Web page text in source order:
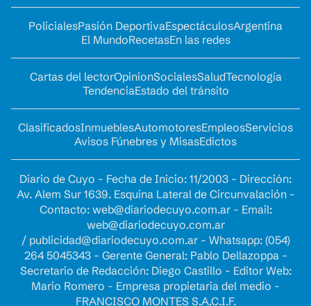
PolicialesPasión DeportivaEspectáculosArgentina
El MundoRecetasEn las redes
Cartas del lectorOpinionSocialesSaludTecnología
TendenciaEstado del tránsito
ClasificadosInmueblesAutomotoresEmpleosServicios
Avisos Fúnebres y MisasEdictos
Diario de Cuyo - Fecha de Inicio: 11/2003 - Dirección:
Av. Alem Sur 1639. Esquina Lateral de Circunvalación -
Contacto: web@diariodecuyo.com.ar- Email:
web@diariodecuyo.com.ar
/ publicidad@diariodecuyo.com.ar- Whatsapp: (054)
264 5045343 - Gerente General: Pablo Dellazoppa -
Secretario de Redacción: Diego Castillo - Editor Web:
Mario Romero - Empresa propietaria del medio -
FRANCISCO MONTES S.A.C.I.F.